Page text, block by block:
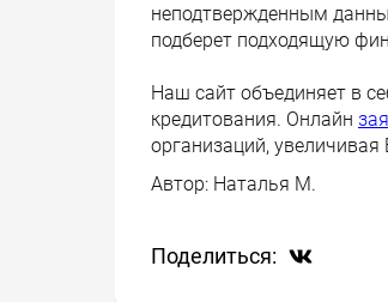
неподтвержденным
подберет подходящую
Наш сайт объединяет в
кредитования. Онлайн
организаций,
Автор: Наталья М.
Поделиться: